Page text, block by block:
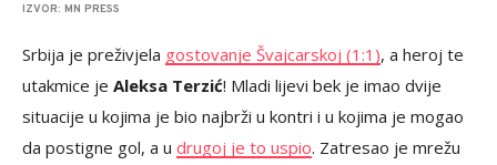
IZVOR: MN PRESS
Srbija je preživjela gostovanje Švajcarskoj (1:1), a heroj te
utakmice je Aleksa Terzić! Mladi lijevi bek je imao dvije
situacije u kojima je bio najbrži u kontri i u kojima je mogao
da postigne gol, a u drugoj je to uspio. Zatresao je mrežu